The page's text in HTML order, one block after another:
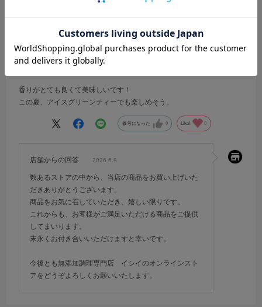
no name
香りがとても良くて美味しいです！
この夏、アイスグリーンティーでも楽しめそう。
参考になった 0 Like! 0
店舗からの回答 2026.6.9
数あるストアの中から、当店の商品をお買い上げいた
だきありがとうございます。
商品をお気に召していただき、嬉しい限りです。
これからも、お客様がご満足いただける商品をご提供
してまいります。
末永くお付き合いいただけますと幸いです。
今後とも無添加調理専門店 イシイのオンラインスト
アをどうぞよろしくお願いいたします。